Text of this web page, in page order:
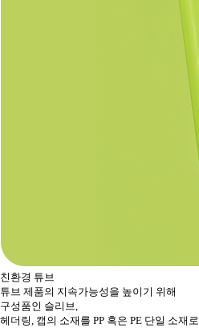
친환경 튜브
튜브 제품의 지속가능성을 높이기 위해
구성품인 슬리브,
헤더링, 캡의 소재를 PP 혹은 PE 단일 소재로